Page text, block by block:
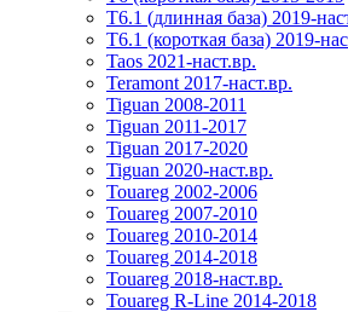
T6.1 (длинная база) 2019-
T6.1 (короткая база) 2019-
Taos 2021-наст.вр.
Teramont 2017-наст.вр.
Tiguan 2008-2011
Tiguan 2011-2017
Tiguan 2017-2020
Tiguan 2020-наст.вр.
Touareg 2002-2006
Touareg 2007-2010
Touareg 2010-2014
Touareg 2014-2018
Touareg 2018-наст.вр.
Touareg R-Line 2014-2018